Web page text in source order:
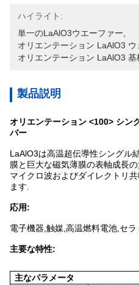
ハイライト:
単一のLaAlO3ウエーファー
オリエンテーション LaAlO3 ウ
オリエンテーション LaAlO3 基
製品説明
オリエンテーション <100> シン
バー
LaAlO3は高温超伝導性シングル
膜と巨大な磁気薄膜の表軸成長
マイクロ波およびダイレクトリ
ます.
応用:
電子機器,触媒,高温燃料電池,セ
主要な特性:
主なパラメータ